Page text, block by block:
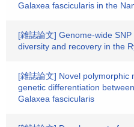
Galaxea fascicularis in the
[雑誌論文] Genome-wide
diversity and recovery in the
[雑誌論文] Novel
genetic differentiation
Galaxea fascicularis